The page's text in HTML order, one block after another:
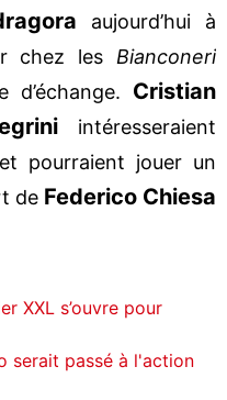
aujourd’hui à
chez les Bianconeri
Cristian
intéresseraient
et pourraient jouer un
de Federico Chiesa
XXL s’ouvre pour
serait passé à l'action